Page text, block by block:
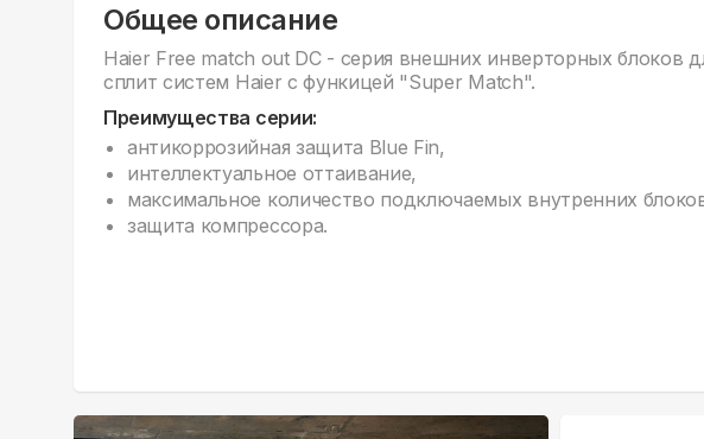
Общее описание
Haier Free match out DC - серия внешних инверторных блоков
сплит систем Haier c функицей "Super Match".
Преимущества серии:
антикоррозийная защита Blue Fin,
интеллектуальное оттаивание,
максимальное количество подключаемых внутренних
защита компрессора.